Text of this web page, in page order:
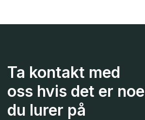
Ta kontakt med
oss hvis det er noe
du lurer på